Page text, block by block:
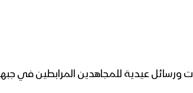
ورسائل عيدية للمجاهدين المرابطين في